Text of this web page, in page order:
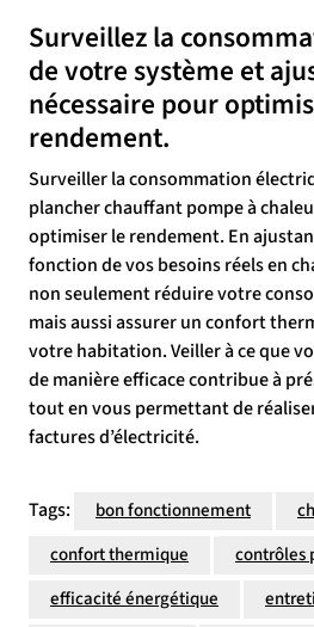
Surveillez la
de votre système et
nécessaire pour
rendement.
Surveiller la consommation
plancher chauffant pompe à
optimiser le rendement. En
fonction de vos besoins réels en
non seulement réduire votre
mais aussi assurer un confort
votre habitation. Veiller à ce que
de manière efficace contribue à
tout en vous permettant de
factures d’électricité.
Tags: bon fonctionnement
confort thermique
contrôles
efficacité énergétique